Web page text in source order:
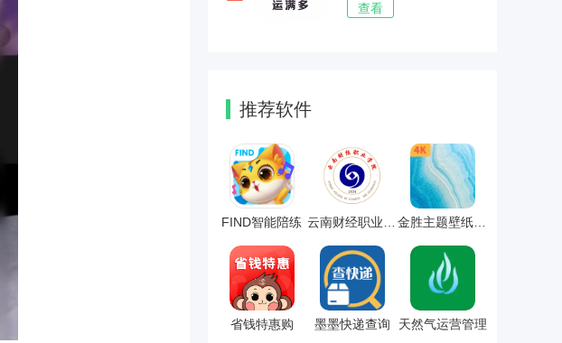
查看
推荐软件
FIND智能陪练 金胜主题壁纸大全
省钱特惠购 墨墨快递查询 天然气运营管理